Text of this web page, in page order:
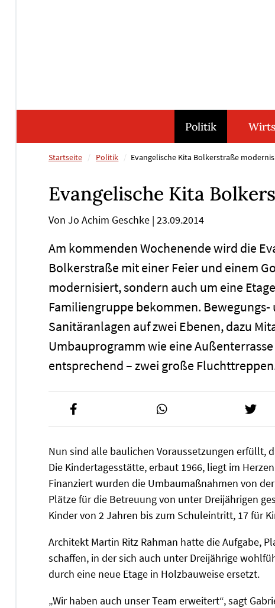
Politik
Startseite Politik Evangelische Kita Bolkerstraße
Evangelische Kita
Von Jo Achim Geschke | 23.09.2014
Am kommenden Wochenende wird die
Bolkerstraße mit einer Feier und einem
modernisiert, sondern auch um eine
Familiengruppe bekommen.
Sanitäranlagen auf zwei Ebenen, dazu
Umbauprogramm wie eine
entsprechend – zwei große
Nun sind alle baulichen Voraussetzungen erfüllt,
Die Kindertagesstätte, erbaut 1966, liegt im
Finanziert wurden die Umbaumaßnahmen von
Plätze für die Betreuung von unter Dreijährigen
Kinder von 2 Jahren bis zum Schuleintritt, 17 für
Architekt Martin Ritz Rahman hatte die Aufgabe,
schaffen, in der sich auch unter Dreijährige
durch eine neue Etage in Holzbauweise ersetzt.
„Wir haben auch unser Team erweitert“, sagt